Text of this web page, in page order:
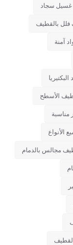
غسيل سجاد
فلل بالقطيف
آمنة
الأسطح
مناسبة
الأنواع
مجالس بالدمام